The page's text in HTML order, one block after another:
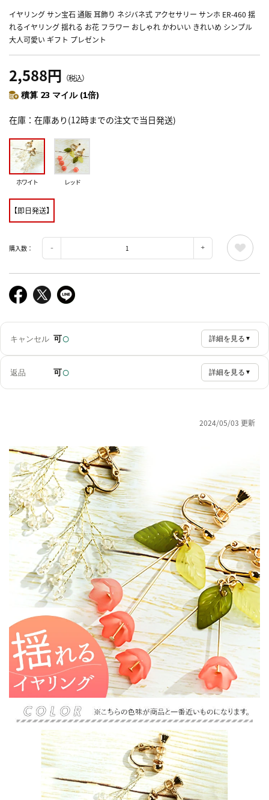
イヤリング サン宝石 通販 耳飾り ネジバネ式 アクセサリー サンホ ER-460 揺
れるイヤリング 揺れる お花 フラワー おしゃれ かわいい きれいめ シンプル
大人可愛い ギフト プレゼント
2,588円 （税込）
積算 23 マイル (1倍)
在庫 在庫あり(12時までの注文で当日発送)
ホワイト レッド
【即日発送】
購入数：
キャンセル 可○ 詳細を見る ▼
返品 可○ 詳細を見る ▼
2024/05/03 更新